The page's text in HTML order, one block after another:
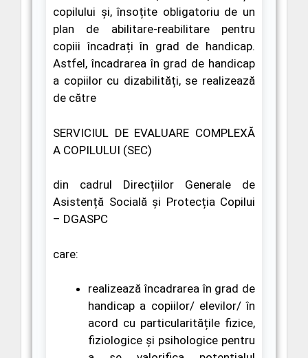
copilului și, însoțite obligatoriu de un
plan de abilitare-reabilitare pentru
copiii încadrați în grad de handicap.
Astfel,încadrarea în grad de handicap
a copiilor cu dizabilități, se realizează
de către
SERVICIUL DE EVALUARE COMPLEXĂ
A COPILULUI (SEC)
din cadrul Direcțiilor Generale de
Asistență Socială și Protecția Copilui
– DGASPC
care:
realizează încadrarea în grad de
handicap a copiilor/ elevilor/ în
acord cu particularitățile fizice,
fiziologice și psihologice pentru